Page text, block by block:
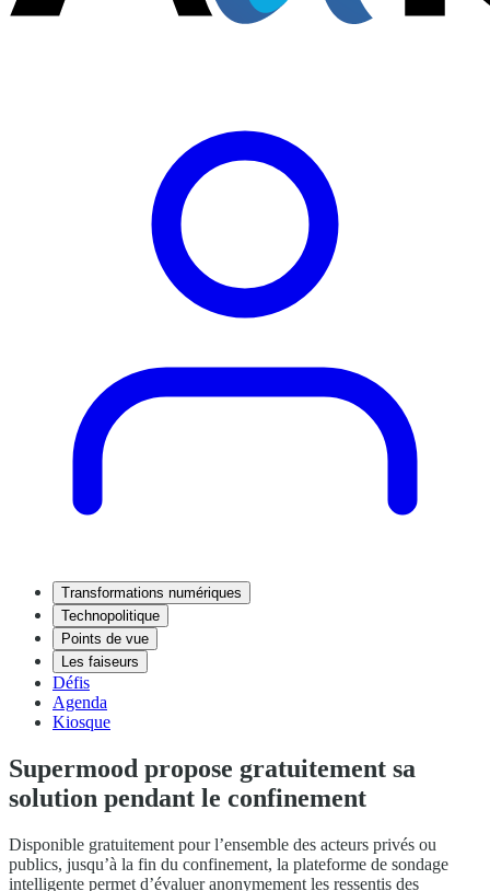
Transformations numériques
Technopolitique
Points de vue
Les faiseurs
Défis
Agenda
Kiosque
Supermood propose gratuitement sa
solution pendant le confinement
Disponible gratuitement pour l’ensemble des acteurs privés ou
publics, jusqu’à la fin du confinement, la plateforme de sondage
intelligente permet d’évaluer anonymement les ressentis des